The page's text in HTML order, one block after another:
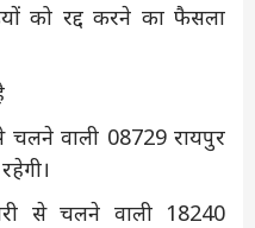
को रद्द करने का फैसला
वाली 08729 रायपुर
से चलने वाली 18240